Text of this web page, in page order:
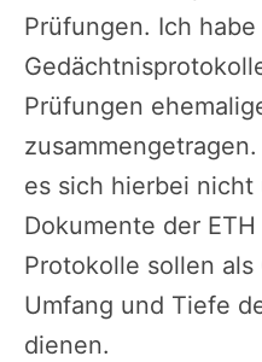
Prüfungen. Ich
Prüfungen
es sich hierbei
Dokumente der
Protokolle sollen
Umfang und Tiefe
dienen.